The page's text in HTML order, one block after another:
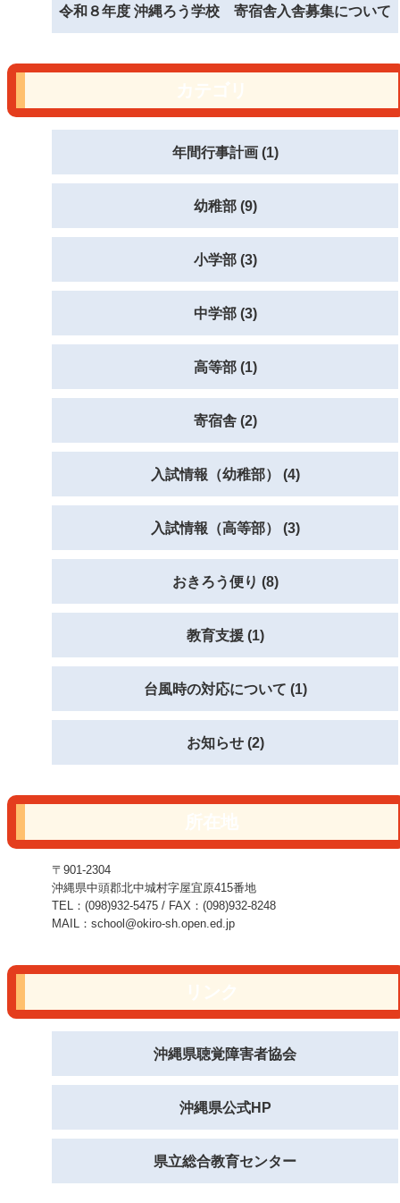
令和８年度 沖縄ろう学校 寄宿舎入舎募集について
年間行事計画 (1)
幼稚部 (9)
小学部 (3)
中学部 (3)
高等部 (1)
寄宿舎 (2)
入試情報（幼稚部） (4)
入試情報（高等部） (3)
おきろう便り (8)
教育支援 (1)
台風時の対応について (1)
お知らせ (2)
〒901-2304
沖縄県中頭郡北中城村字屋宜原415番地
TEL：(098)932-5475 / FAX：(098)932-8248
MAIL：school@okiro-sh.open.ed.jp
沖縄県聴覚障害者協会
沖縄県公式HP
県立総合教育センター